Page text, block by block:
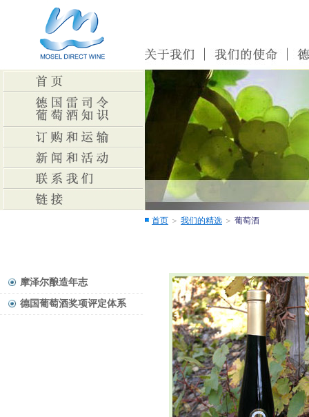
摩泽尔酿造年志
德国葡萄酒奖项评定体系
首页 ＞ 我们的精选 ＞ 葡萄酒